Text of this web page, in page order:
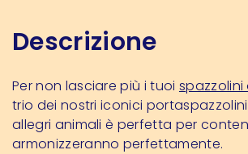
Descrizione
Per non lasciare più i tuoi
trio dei nostri iconici
allegri animali è perfetta per
armonizzeranno perfettamente.